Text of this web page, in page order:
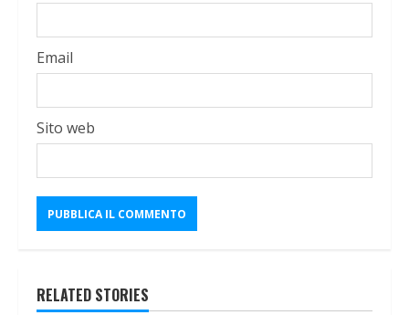
Email
Sito web
RELATED STORIES